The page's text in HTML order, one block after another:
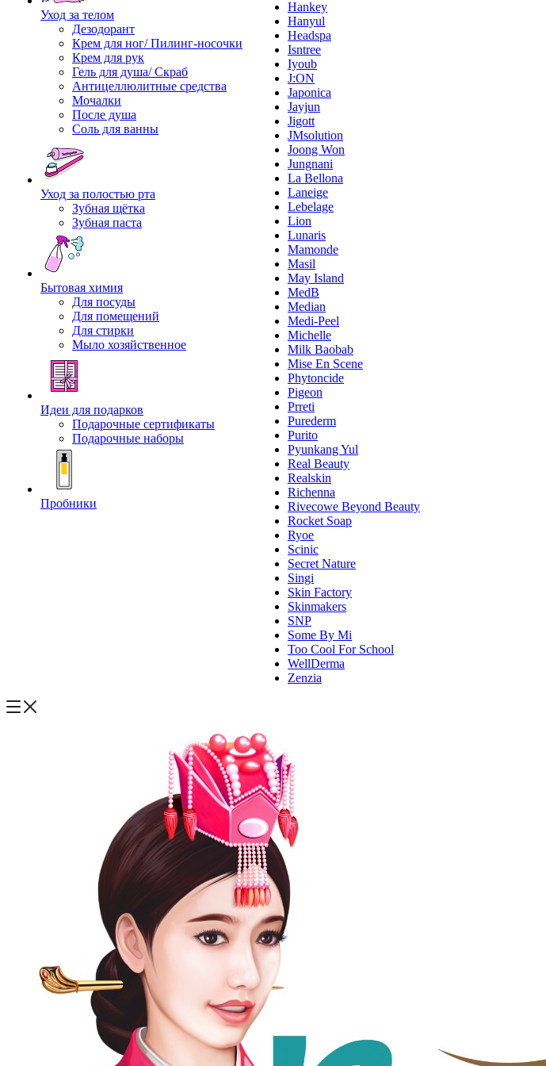
Уход за телом
Дезодорант
Крем для ног/ Пилинг-носочки
Крем для рук
Гель для душа/ Скраб
Антицеллюлитные средства
Мочалки
После душа
Соль для ванны
Уход за полостью рта
Зубная щётка
Зубная паста
Бытовая химия
Для посуды
Для помещений
Для стирки
Мыло хозяйственное
Идеи для подарков
Подарочные сертификаты
Подарочные наборы
Пробники
Hankey
Hanyul
Headspa
Isntree
Iyoub
J:ON
Japonica
Jayjun
Jigott
JMsolution
Joong Won
Jungnani
La Bellona
Laneige
Lebelage
Lion
Lunaris
Mamonde
Masil
May Island
MedB
Median
Medi-Peel
Michelle
Milk Baobab
Mise En Scene
Phytoncide
Pigeon
Prreti
Purederm
Purito
Pyunkang Yul
Real Beauty
Realskin
Richenna
Rivecowe Beyond Beauty
Rocket Soap
Ryoe
Scinic
Secret Nature
Singi
Skin Factory
Skinmakers
SNP
Some By Mi
Too Cool For School
WellDerma
Zenzia